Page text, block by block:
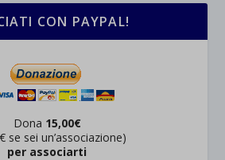
CON PAYPAL!
Dona 15,00€
se sei un’associazione)
per associarti